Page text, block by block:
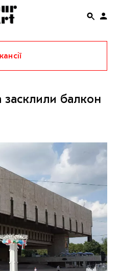
AT VENICE BIENNALE
МАРГІНАЛІЇ
ПЛАТФОРМА
засклили балкон